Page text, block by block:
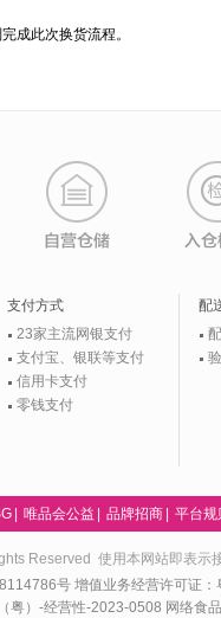
成此次换货流程。
支付方式
23家主流网银支付
支付宝、银联等支付
信用卡支付
零钱支付
配
唯品会公益 品牌招商 平台规
Reserved 使用本网站即表示
号 增值业务经营许可证
粤）-经营性-2023-0508 网络食